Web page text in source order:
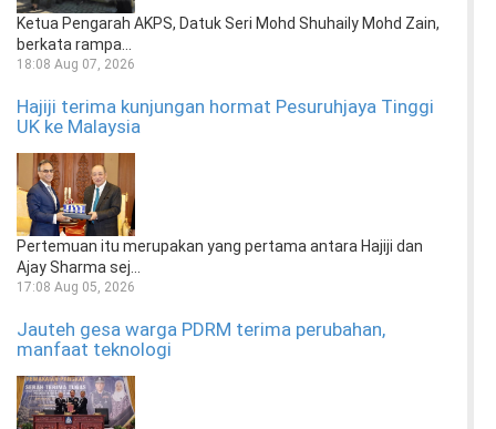
Ketua Pengarah AKPS, Datuk Seri Mohd Shuhaily Mohd Zain,
berkata rampa...
18:08 Aug 07, 2026
Hajiji terima kunjungan hormat Pesuruhjaya Tinggi
UK ke Malaysia
Pertemuan itu merupakan yang pertama antara Hajiji dan
Ajay Sharma sej...
17:08 Aug 05, 2026
Jauteh gesa warga PDRM terima perubahan,
manfaat teknologi